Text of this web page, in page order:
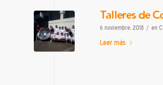
Talleres de
6 noviembre, 2018 / en
Leer más